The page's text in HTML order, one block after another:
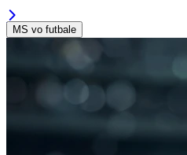
MS vo futbale